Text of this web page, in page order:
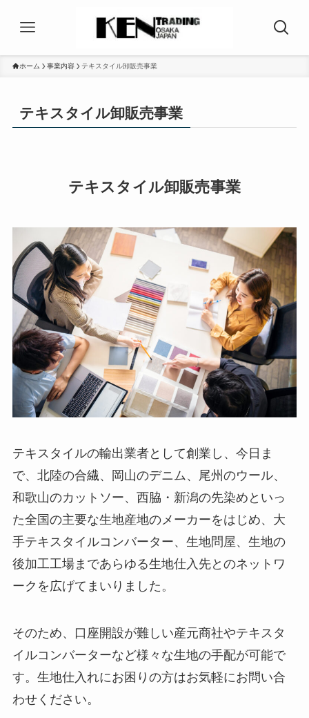
ホーム 事業内容 テキスタイル卸販売事業
テキスタイル卸販売事業
テキスタイル卸販売事業
テキスタイルの輸出業者として創業し、今日ま
で、北陸の合繊、岡山のデニム、尾州のウール、
和歌山のカットソー、西脇・新潟の先染めといっ
た全国の主要な生地産地のメーカーをはじめ、大
手テキスタイルコンバーター、生地問屋、生地の
後加工工場まであらゆる生地仕入先とのネットワ
ークを広げてまいりました。
そのため、口座開設が難しい産元商社やテキスタ
イルコンバーターなど様々な生地の手配が可能で
す。生地仕入れにお困りの方はお気軽にお問い合
わせください。